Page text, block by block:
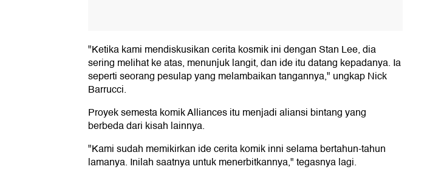
"Ketika kami mendiskusikan cerita kosmik ini dengan Stan Lee, dia
sering melihat ke atas, menunjuk langit, dan ide itu datang kepadanya. Ia
seperti seorang pesulap yang melambaikan tangannya," ungkap Nick
Barrucci.
Proyek semesta komik Alliances itu menjadi aliansi bintang yang
berbeda dari kisah lainnya.
"Kami sudah memikirkan ide cerita komik inni selama bertahun-tahun
lamanya. Inilah saatnya untuk menerbitkannya," tegasnya lagi.